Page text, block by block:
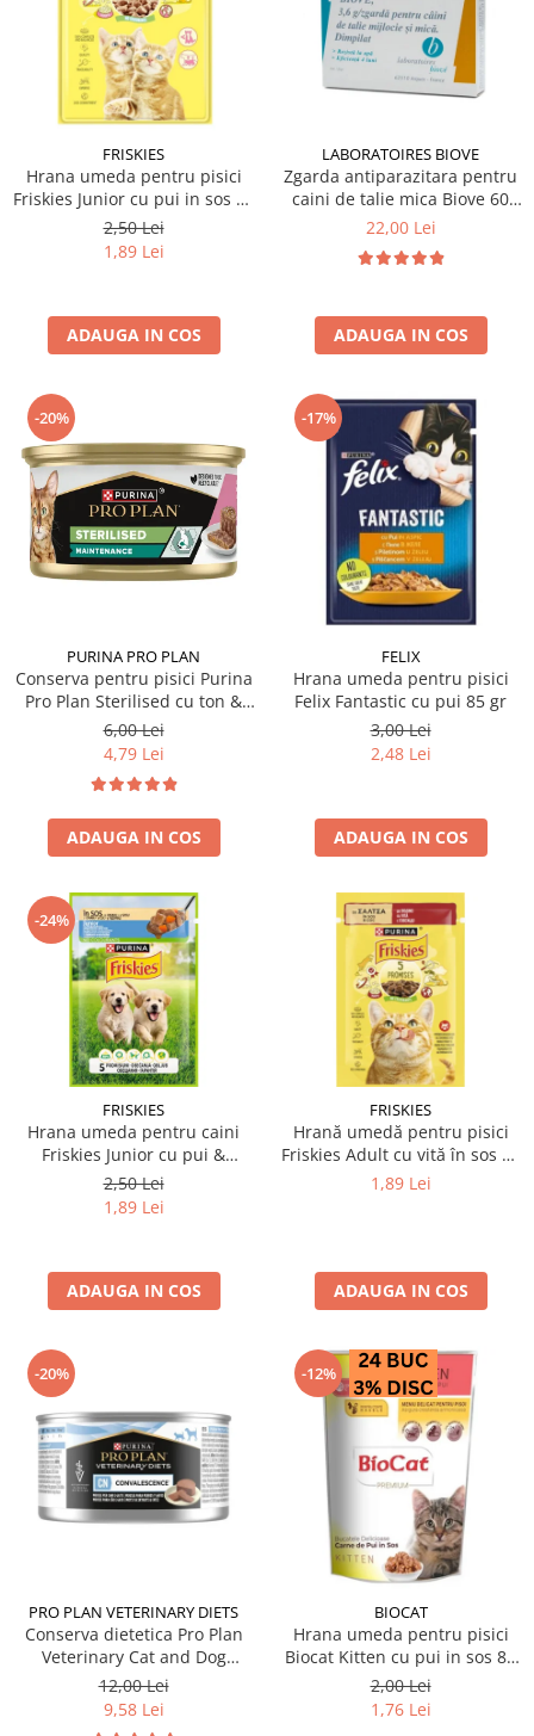
FRISKIES
Hrana umeda pentru pisici
Friskies Junior cu pui in sos 85
gr
2,50 Lei
1,89 Lei
ADAUGA IN COS
LABORATOIRES BIOVE
Zgarda antiparazitara pentru
caini de talie mica Biove 60
cm
22,00 Lei
ADAUGA IN COS
-20%
PURINA PRO PLAN
Conserva pentru pisici Purina
Pro Plan Sterilised cu ton &
somon 85 gr
6,00 Lei
4,79 Lei
ADAUGA IN COS
-17%
FELIX
Hrana umeda pentru pisici
Felix Fantastic cu pui 85 gr
3,00 Lei
2,48 Lei
ADAUGA IN COS
-24%
FRISKIES
Hrana umeda pentru caini
Friskies Junior cu pui &
mazare 85 gr
2,50 Lei
1,89 Lei
ADAUGA IN COS
FRISKIES
Hrană umedă pentru pisici
Friskies Adult cu vită în sos 85
gr
1,89 Lei
ADAUGA IN COS
-20%
PRO PLAN VETERINARY DIETS
Conserva dietetica Pro Plan
Veterinary Cat and Dog
Convalescence 195 gr
12,00 Lei
9,58 Lei
-12%
BIOCAT
Hrana umeda pentru pisici
Biocat Kitten cu pui in sos 85
gr
2,00 Lei
1,76 Lei